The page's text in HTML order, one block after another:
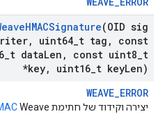
HMACSignature(OID sig
, uint64 t tag ,
const
t dataLen , const uint8 t
*key, uint16 t keyLen)
WEAVE_ERROR
יצירה וקידוד של חתימת Weave.